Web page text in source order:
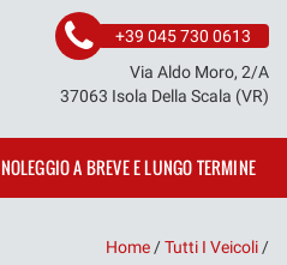
+39 045 730 0613
Via Aldo Moro, 2/A
37063 Isola Della Scala (VR)
NOLEGGIO A BREVE E LUNGO TERMINE
Home /Tutti I Veicoli /